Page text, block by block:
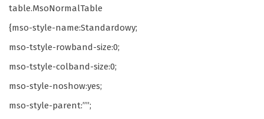
table.MsoNormalTable
{mso-style-name:Standardowy;
mso-tstyle-rowband-size:0;
mso-tstyle-colband-size:0;
mso-style-noshow:yes;
mso-style-parent:””;